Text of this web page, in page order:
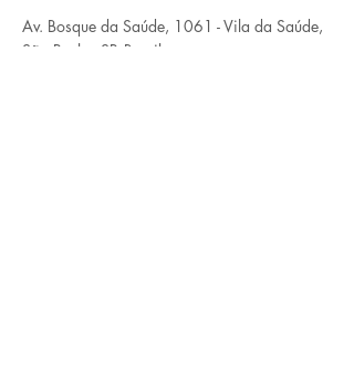
Av. Bosque da Saúde, 1061 - Vila da Saúde,
São Paulo - SP, Brasil